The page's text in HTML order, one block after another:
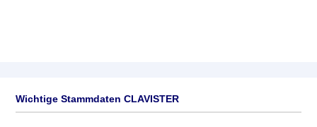
Wichtige Stammdaten CLAVISTER